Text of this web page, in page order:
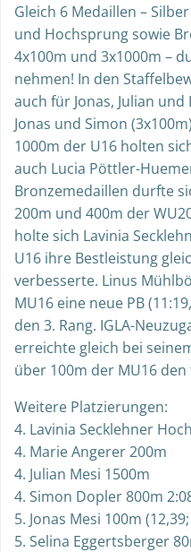
Gleich 6 Medaillen –
und Hochsprung sowie
4x100m und 3x1000m –
nehmen! In den
auch für Jonas, Julian
Jonas und Simon
1000m der U16 holten
auch Lucia Pöttler-
Bronzemedaillen durfte
200m und 400m der
holte sich Lavinia
U16 ihre Bestleistung
verbesserte. Linus
MU16 eine neue PB
den 3. Rang. IGLA-
erreichte gleich bei
über 100m der MU16 den
Weitere Platzierungen:
4. Lavinia Secklehner
4. Marie Angerer 200m
4. Julian Mesi 1500m
4. Simon Dopler 800m
5. Jonas Mesi 100m
5. Selina Eggertsberger